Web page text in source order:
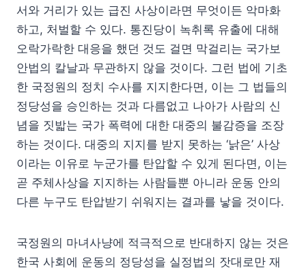
서와 거리가 있는 급진 사상이라면 무엇이든 악마화
하고, 처벌할 수 있다. 통진당이 녹취록 유출에 대해
오락가락한 대응을 했던 것도 걸면 막걸리는 국가보
안법의 칼날과 무관하지 않을 것이다. 그런 법에 기초
한 국정원의 정치 수사를 지지한다면, 이는 그 법들의
정당성을 승인하는 것과 다름없고 나아가 사람의 신
념을 짓밟는 국가 폭력에 대한 대중의 불감증을 조장
하는 것이다. 대중의 지지를 받지 못하는 ‘낡은’ 사상
이라는 이유로 누군가를 탄압할 수 있게 된다면, 이는
곧 주체사상을 지지하는 사람들뿐 아니라 운동 안의
다른 누구도 탄압받기 쉬워지는 결과를 낳을 것이다.
국정원의 마녀사냥에 적극적으로 반대하지 않는 것은
한국 사회에 운동의 정당성을 실정법의 잣대로만 재